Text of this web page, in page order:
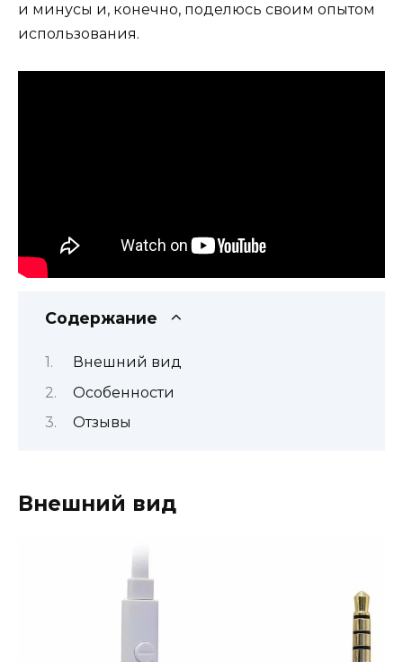
и минусы и, конечно, поделюсь своим опытом
использования.
Содержание
Внешний вид
Особенности
Отзывы
Внешний вид